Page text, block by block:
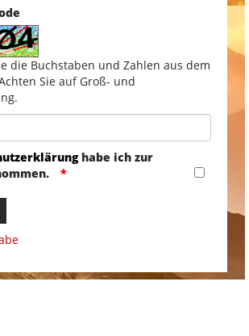
die Buchstaben und Zahlen aus dem
Sie auf Groß- und
habe ich zur